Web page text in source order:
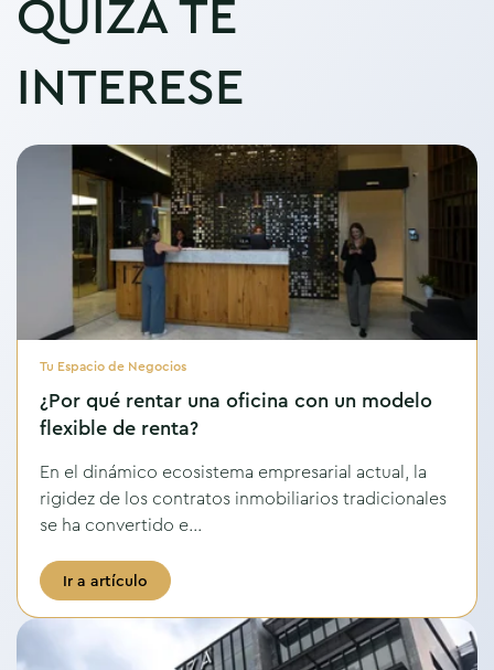
QUIZÁ TE
INTERESE
Tu Espacio de Negocios
¿Por qué rentar una oficina con un modelo
flexible de renta?
En el dinámico ecosistema empresarial actual, la
rigidez de los contratos inmobiliarios tradicionales
se ha convertido e...
Ir a artículo